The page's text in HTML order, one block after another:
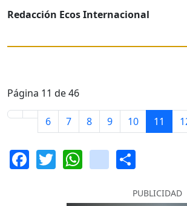
Redacción Ecos Internacional
Página 11 de 46
6 7 8 9 10 11
Facebook
Twitter
WhatsApp
PUBLICIDAD